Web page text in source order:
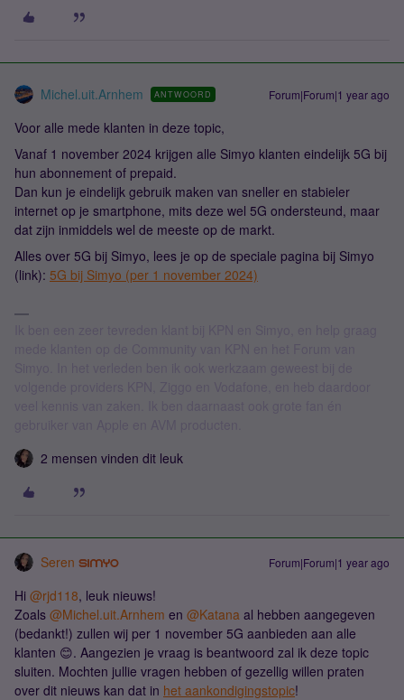
Michel.uit.Arnhem ANTWOORD Forum|Forum|1 year ago
Voor alle mede klanten in deze topic,
Vanaf 1 november 2024 krijgen alle Simyo klanten eindelijk 5G bij
hun abonnement of prepaid.
Dan kun je eindelijk gebruik maken van sneller en stabieler
internet op je smartphone, mits deze wel 5G ondersteund, maar
dat zijn inmiddels wel de meeste op de markt.
Alles over 5G bij Simyo, lees je op de speciale pagina bij Simyo
(link): 5G bij Simyo (per 1 november 2024)
2 mensen vinden dit leuk
Seren Forum|Forum|1 year ago
Hi @rjd118, leuk nieuws!
Zoals @Michel.uit.Arnhem en @Katana al hebben aangegeven
(bedankt!) zullen wij per 1 november 5G aanbieden aan alle
klanten 😊. Aangezien je vraag is beantwoord zal ik deze topic
sluiten. Mochten jullie vragen hebben of gezellig willen praten
over dit nieuws kan dat in het aankondigingstopic!